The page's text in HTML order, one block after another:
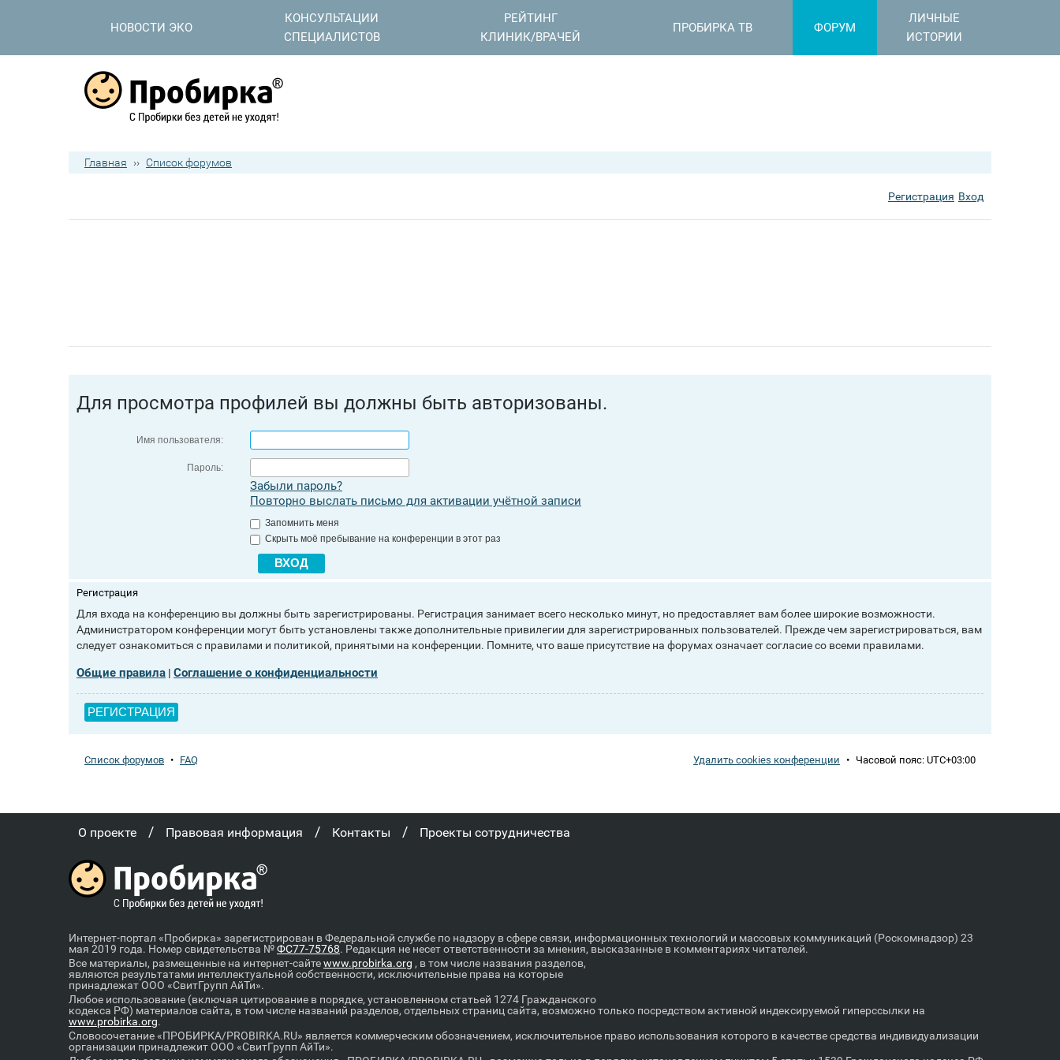
НОВОСТИ ЭКО
КОНСУЛЬТАЦИИ
СПЕЦИАЛИСТОВ
РЕЙТИНГ
КЛИНИК/ВРАЧЕЙ
ПРОБИРКА ТВ ФОРУМ
ЛИЧНЫЕ
ИСТОРИИ
Главная ›› Список форумов
Регистрация Вход
Для просмотра профилей вы должны быть авторизованы.
Имя пользователя:
Пароль:
Забыли пароль?
Повторно выслать письмо для активации учётной записи
Запомнить меня
Скрыть моё пребывание на конференции в этот раз
Регистрация
Для входа на конференцию вы должны быть зарегистрированы. Регистрация занимает всего несколько минут, но предоставляет вам более широкие возможности.
Администратором конференции могут быть установлены также дополнительные привилегии для зарегистрированных пользователей. Прежде чем зарегистрироваться, вам
следует ознакомиться с правилами и политикой, принятыми на конференции. Помните, что ваше присутствие на форумах означает согласие со всеми правилами.
Общие правила | Соглашение о конфиденциальности
РЕГИСТРАЦИЯ
Список форумов • FAQ Удалить cookies конференции • Часовой пояс: UTC+03:00
О проекте / Правовая информация / Контакты / Проекты сотрудничества
Интернет-портал «Пробирка» зарегистрирован в Федеральной службе по надзору в сфере связи, информационных технологий и массовых коммуникаций (Роскомнадзор) 23
мая 2019 года. Номер свидетельства №ФС77-75768. Редакция не несет ответственности за мнения, высказанные в комментариях читателей.
Все материалы, размещенные на интернет-сайтеwww.probirka.org , в том числе названия разделов,
являются результатами интеллектуальной собственности, исключительные права на которые
принадлежат ООО «СвитГрупп АйТи».
Любое использование (включая цитирование в порядке, установленном статьей 1274 Гражданского
кодекса РФ) материалов сайта, в том числе названий разделов, отдельных страниц сайта, возможно только посредством активной индексируемой гиперссылки на
www.probirka.org.
Словосочетание «ПРОБИРКА/PROBIRKA.RU» является коммерческим обозначением, исключительное право использования которого в качестве средства индивидуализации
организации принадлежит ООО «СвитГрупп АйТи».